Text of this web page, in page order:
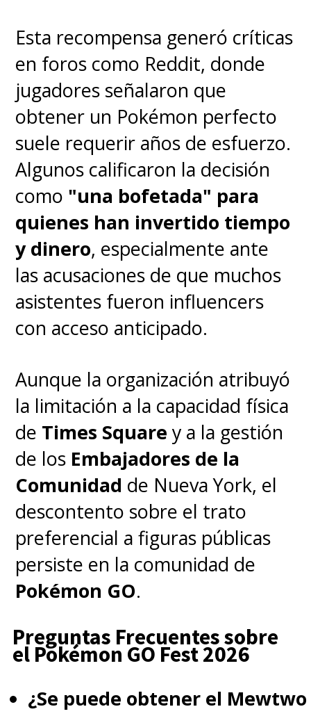
Esta recompensa generó críticas
en foros como Reddit, donde
jugadores señalaron que
obtener un Pokémon perfecto
suele requerir años de esfuerzo.
Algunos calificaron la decisión
como "una bofetada" para
quienes han invertido tiempo
y dinero, especialmente ante
las acusaciones de que muchos
asistentes fueron influencers
con acceso anticipado.
Aunque la organización atribuyó
la limitación a la capacidad física
de Times Square y a la gestión
de los Embajadores de la
Comunidad de Nueva York, el
descontento sobre el trato
preferencial a figuras públicas
persiste en la comunidad de
Pokémon GO.
Preguntas Frecuentes sobre
el Pokémon GO Fest 2026
¿Se puede obtener el Mewtwo